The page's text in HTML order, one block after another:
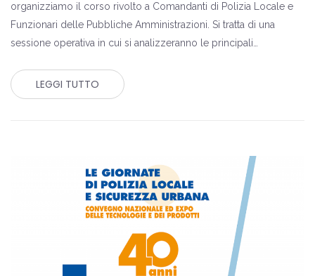
organizziamo il corso rivolto a Comandanti di Polizia Locale e
Funzionari delle Pubbliche Amministrazioni. Si tratta di una
sessione operativa in cui si analizzeranno le principali…
LEGGI TUTTO